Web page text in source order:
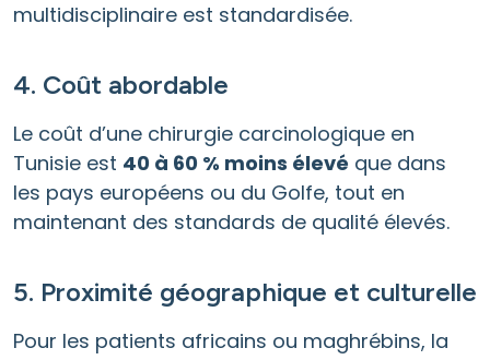
multidisciplinaire est standardisée.
4. Coût abordable
Le coût d’une chirurgie carcinologique en
Tunisie est 40 à 60 % moins élevé que dans
les pays européens ou du Golfe, tout en
maintenant des standards de qualité élevés.
5. Proximité géographique et culturelle
Pour les patients africains ou maghrébins, la